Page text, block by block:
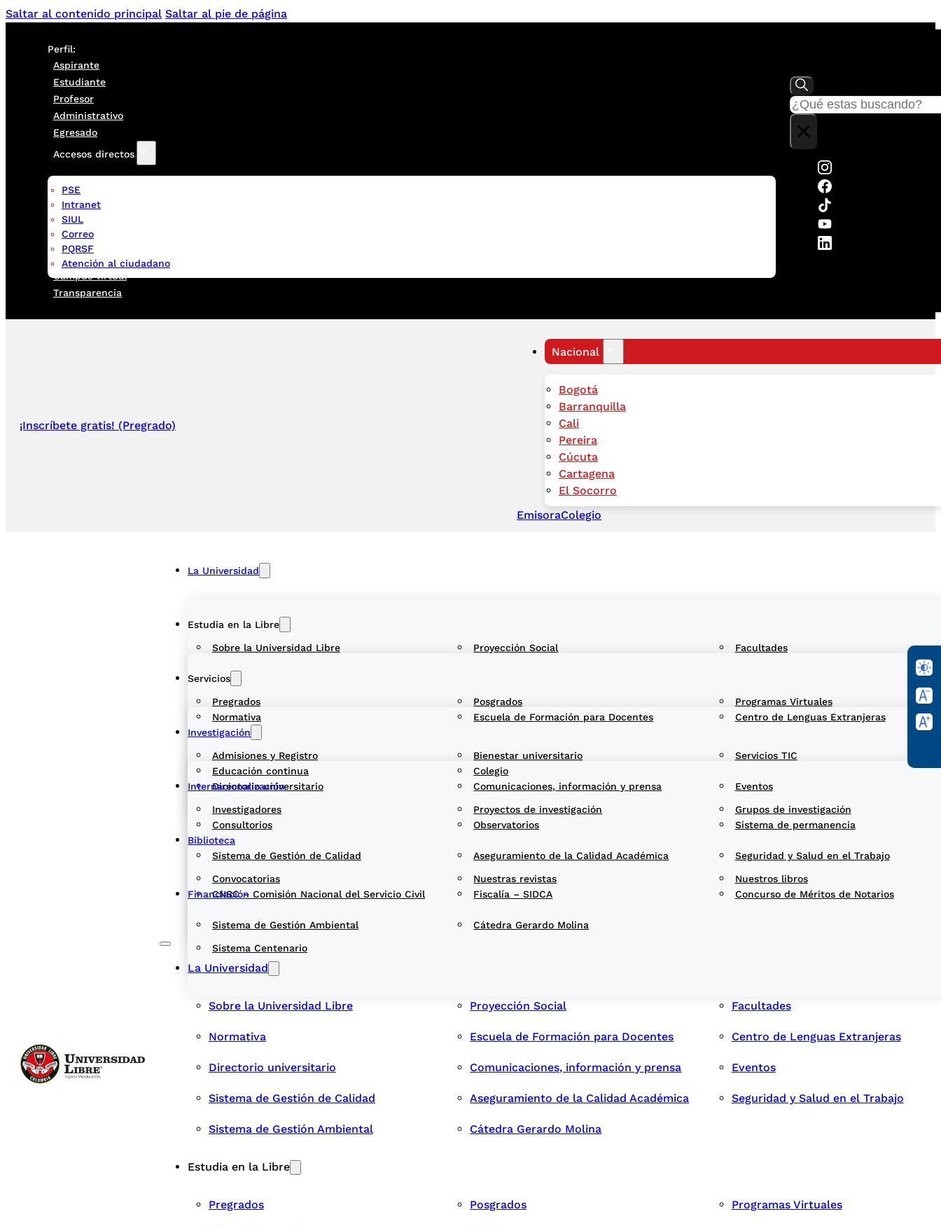
Saltar al contenido principal Saltar al pie de página
Perfil:
Aspirante
Estudiante
Profesor
Administrativo
Egresado
Accesos directos
PSE
Intranet
SIUL
Correo
PQRSF
Atención al ciudadano
Campus virtual
Transparencia
Buscar
×
¡Inscríbete gratis! (Pregrado)
Nacional
Bogotá
Barranquilla
Cali
Pereira
Cúcuta
Cartagena
El Socorro
EmisoraColegio
La Universidad
Sobre la Universidad Libre Proyección Social Facultades
Normativa Escuela de Formación para Docentes Centro de Lenguas Extranjeras
Directorio universitario Comunicaciones, información y prensa Eventos
Sistema de Gestión de Calidad Aseguramiento de la Calidad Académica Seguridad y Salud en el Trabajo
Sistema de Gestión Ambiental Cátedra Gerardo Molina
Estudia en la Libre
Pregrados Posgrados Programas Virtuales
Educación continua Colegio
Servicios
Admisiones y Registro Bienestar universitario Servicios TIC
Consultorios Observatorios Sistema de permanencia
CNSC – Comisión Nacional del Servicio Civil Fiscalía – SIDCA Concurso de Méritos de Notarios
Investigación
Investigadores Proyectos de investigación Grupos de investigación
Convocatorias Nuestras revistas Nuestros libros
Sistema Centenario
Internacionalización
Biblioteca
Financiación
La Universidad
Sobre la Universidad Libre Proyección Social Facultades
Normativa Escuela de Formación para Docentes Centro de Lenguas Extranjeras
Directorio universitario Comunicaciones, información y prensa Eventos
Sistema de Gestión de Calidad Aseguramiento de la Calidad Académica Seguridad y Salud en el Trabajo
Sistema de Gestión Ambiental Cátedra Gerardo Molina
Estudia en la Libre
Pregrados Posgrados Programas Virtuales